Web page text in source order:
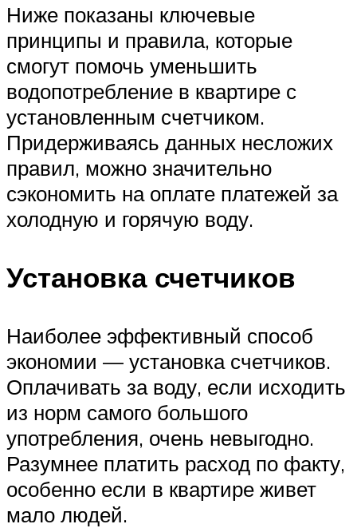
Ниже показаны ключевые
принципы и правила, которые
смогут помочь уменьшить
водопотребление в квартире с
установленным счетчиком.
Придерживаясь данных несложих
правил, можно значительно
сэкономить на оплате платежей за
холодную и горячую воду.
Установка счетчиков
Наиболее эффективный способ
экономии — установка счетчиков.
Оплачивать за воду, если исходить
из норм самого большого
употребления, очень невыгодно.
Разумнее платить расход по факту,
особенно если в квартире живет
мало людей.